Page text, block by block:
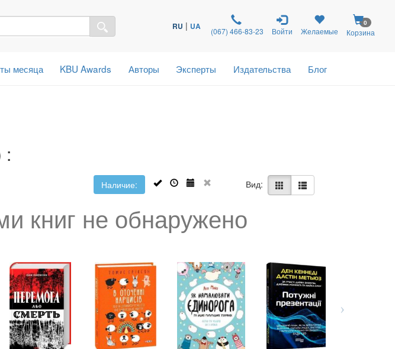
RU | UA (067) 466-83-23 Войти Желаемые
0
Корзина
месяца KBU Awards Авторы Эксперты Издательства Блог
:
Наличие: Вид:
книг не обнаружено